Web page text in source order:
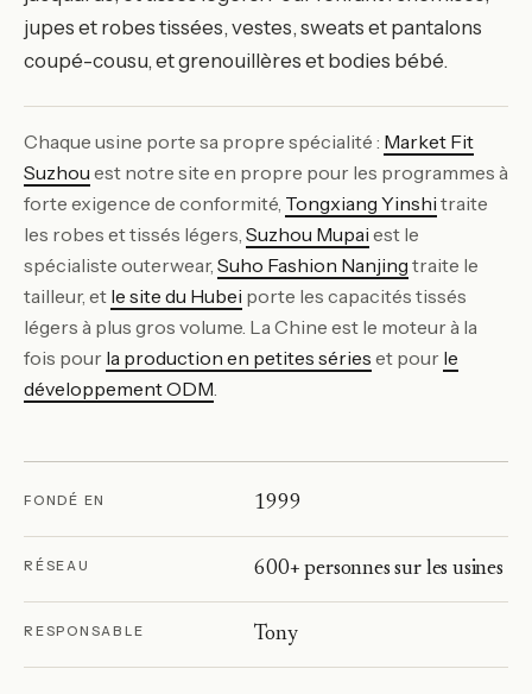
jupes et robes tissées, vestes, sweats et pantalons
coupé-cousu, et grenouillères et bodies bébé.
Chaque usine porte sa propre spécialité : Market Fit
Suzhou est notre site en propre pour les programmes à
forte exigence de conformité, Tongxiang Yinshi traite
les robes et tissés légers, Suzhou Mupai est le
spécialiste outerwear, Suho Fashion Nanjing traite le
tailleur, et le site du Hubei porte les capacités tissés
légers à plus gros volume. La Chine est le moteur à la
fois pour la production en petites séries et pour le
développement ODM
FONDÉ EN 1999
RÉSEAU 600+ personnes sur les usines
RESPONSABLE Tony